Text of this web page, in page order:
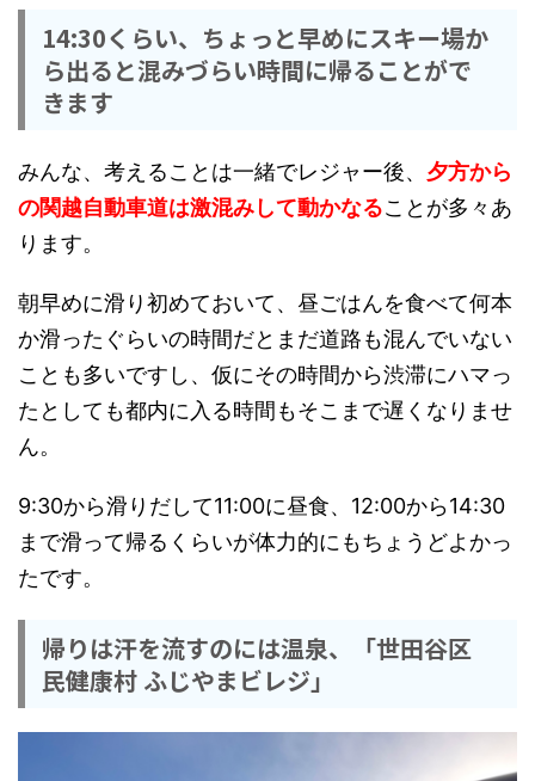
14:30くらい、ちょっと早めにスキー場か
ら出ると混みづらい時間に帰ることがで
きます
みんな、考えることは一緒でレジャー後、 夕方から
の関越自動車道は激混みして動かなることが多々あ
ります。
朝早めに滑り初めておいて、昼ごはんを食べて何本
か滑ったぐらいの時間だとまだ道路も混んでいない
ことも多いですし、仮にその時間から渋滞にハマっ
たとしても都内に入る時間もそこまで遅くなりませ
ん。
9:30から滑りだして11:00に昼食、12:00から14:30
まで滑って帰るくらいが体力的にもちょうどよかっ
たです。
帰りは汗を流すのには温泉、「世田谷区
民健康村 ふじやまビレジ」